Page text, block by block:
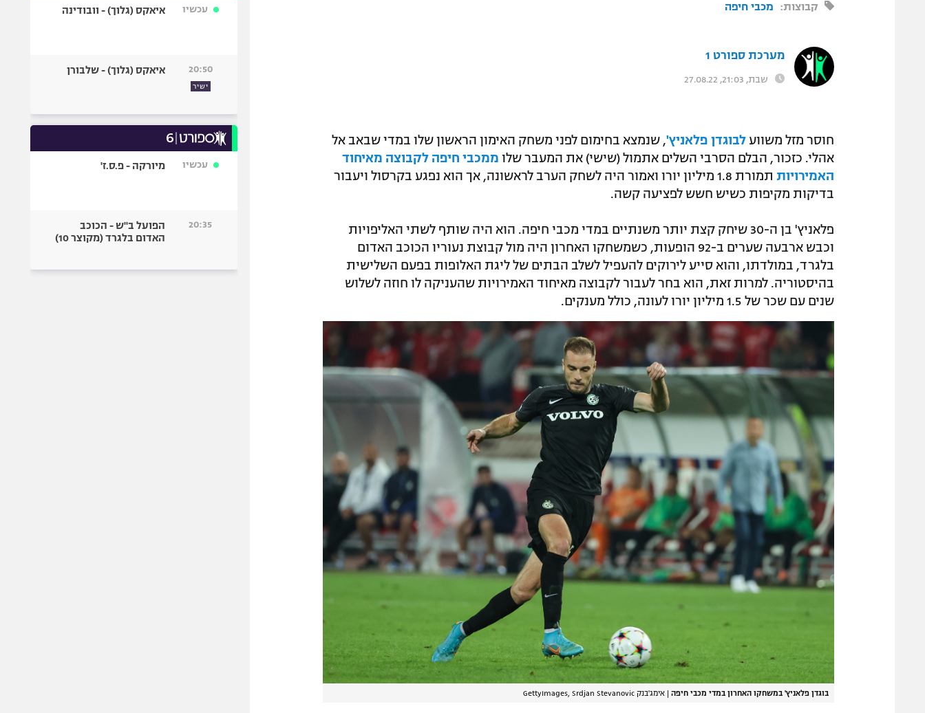
קבוצות: מכבי חיפה
מערכת ספורט 1
שבת, 21:03, 27.08.22
חוסר מזל משווע לבוגדן פלאניץ', שנמצא בחימום לפני משחק האימון הראשון שלו במדי שבאב אל
אהלי. כזכור, הבלם הסרבי השלים אתמול (שישי) את המעבר שלו ממכבי חיפה לקבוצה מאיחוד
האמירויות
תמורת 1.8 מיליון יורו ואמור היה לשחק הערב לראשונה, אך הוא נפגע בקרסול ויעבור
בדיקות מקיפות כשיש חשש לפציעה קשה.
פלאניץ' בן ה-30 שיחק קצת יותר משנתיים במדי מכבי חיפה. הוא היה שותף לשתי האליפויות
וכבש ארבעה שערים ב-92 הופעות, כשמשחקו האחרון היה מול קבוצת נעוריו הכוכב האדום
בלגרד, במולדתו, והוא סייע לירוקים להעפיל לשלב הבתים של ליגת האלופות בפעם השלישית
בהיסטוריה. למרות זאת, הוא בחר לעבור לקבוצה מאיחוד האמירויות שהעניקה לו חוזה לשלוש
שנים עם שכר של 1.5 מיליון יורו לעונה, כולל מענקים.
בוגדן פלאניץ' במשחקו האחרון במדי מכבי חיפה | אימג'בנק GettyImages, Srdjan Stevanovic
עכשיו איאקס (גלוך) - וובודינה
20:50
ישיר
איאקס (גלוך) - שלבורן
עכשיו מיורקה - פ.ס.ז'
20:35
הפועל ב"ש - הכוכב
האדום בלגרד (מקוצר 10)